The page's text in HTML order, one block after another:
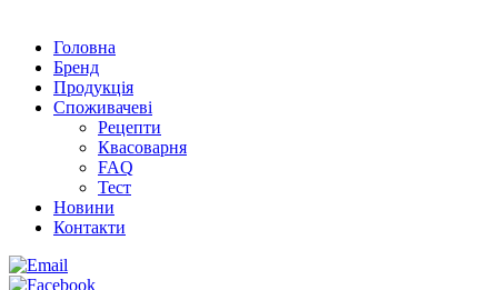
Головна
Бренд
Продукція
Cпоживачеві
Рецепти
Квасоварня
FAQ
Тест
Новини
Контакти